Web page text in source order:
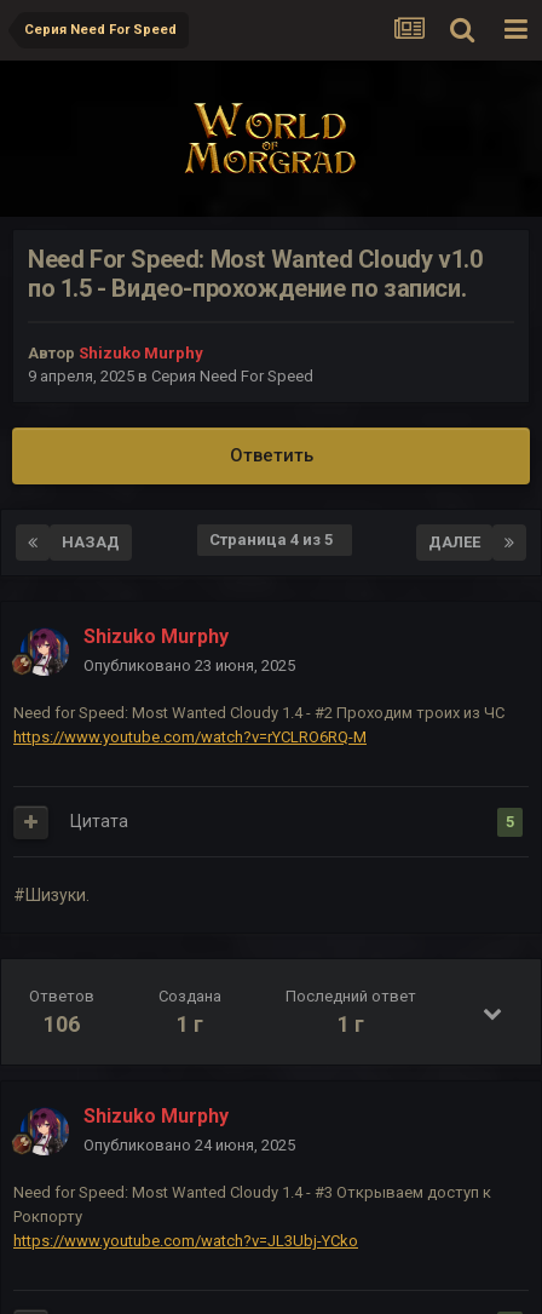
Серия Need For Speed
Need For Speed: Most Wanted Cloudy v1.0
по 1.5 - Видео-прохождение по записи.
Автор Shizuko Murphy
9 апреля, 2025 в Серия Need For Speed
Ответить
НАЗАД ДАЛЕЕ
Страница 4 из 5
Shizuko Murphy
Опубликовано 23 июня, 2025
Need for Speed: Most Wanted Cloudy 1.4 - #2 Проходим троих из ЧС
https://www.youtube.com/watch?v=rYCLRO6RQ-M
5
Цитата
#Шизуки.
Ответов
106
Создана
1 г
Последний ответ
1 г
Shizuko Murphy
Опубликовано 24 июня, 2025
Need for Speed: Most Wanted Cloudy 1.4 - #3 Открываем доступ к
Рокпорту
https://www.youtube.com/watch?v=JL3Ubj-YCko